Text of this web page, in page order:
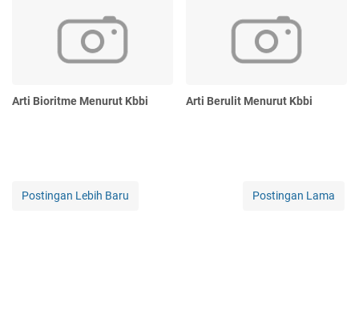
Arti Bioritme Menurut Kbbi Arti Berulit Menurut Kbbi
Postingan Lebih Baru Postingan Lama